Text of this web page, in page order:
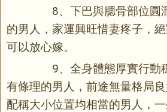
8、下巴與腮骨部位圓
的男人，家運興旺惜妻疼子，
可以放心嫁。
9、全身體態厚實行動
有條理的男人，前途無量格局
配稱大小位置均相當的男人，